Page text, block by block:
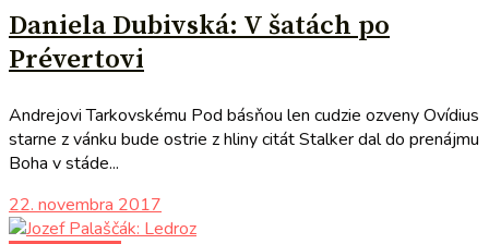
Daniela Dubivská: V šatách po
Prévertovi
Andrejovi Tarkovskému Pod básňou len cudzie ozveny Ovídius
starne z vánku bude ostrie z hliny citát Stalker dal do prenájmu
Boha v stáde...
22. novembra 2017